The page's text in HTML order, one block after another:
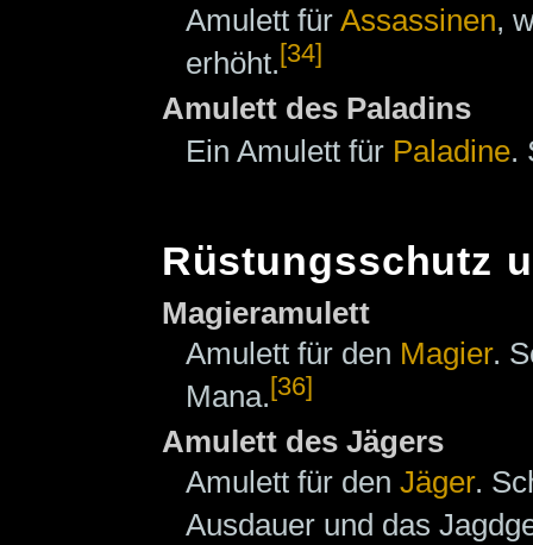
Amulett für Assassinen,
erhöht.[34]
Amulett des Paladins
Ein Amulett für Paladine.
Rüstungsschutz
Magieramulett
Amulett für den Magier.
Mana.[36]
Amulett des Jägers
Amulett für den Jäger.
Ausdauer und das